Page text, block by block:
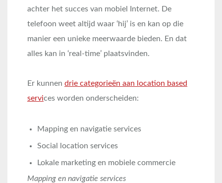
achter het succes van mobiel Internet. De
telefoon weet altijd waar ‘hij’ is en kan op die
manier een unieke meerwaarde bieden. En dat
alles kan in ‘real-time’ plaatsvinden.
Er kunnen drie categorieën aan location based
services worden onderscheiden:
Mapping en navigatie services
Social location services
Lokale marketing en mobiele commercie
Mapping en navigatie services